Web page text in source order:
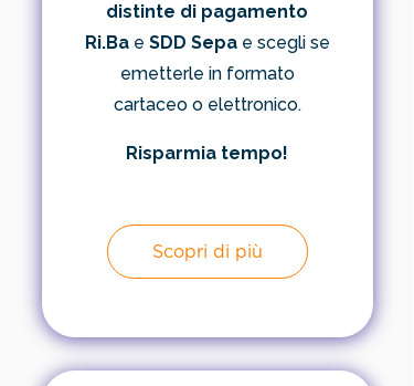
distinte di pagamento
Ri.Bae SDD Sepae scegli se
emetterle in formato
cartaceo o elettronico.
Risparmia tempo!
Scopri di più